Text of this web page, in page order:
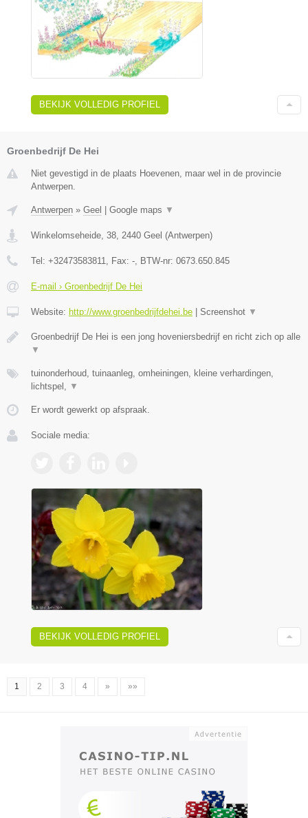
BEKIJK VOLLEDIG PROFIEL
Groenbedrijf De Hei
Niet gevestigd in de plaats Hoevenen, maar wel in de provincie
Antwerpen.
Antwerpen » Geel Google maps ▼
Winkelomseheide, 38, 2440 Geel (Antwerpen)
Tel: +32473583811, Fax: -, BTW-nr: 0673.650.845
E-mail › Groenbedrijf De Hei
Website: http://www.groenbedrijfdehei.be Screenshot ▼
Groenbedrijf De Hei is een jong hoveniersbedrijf en richt zich op alle
▼
tuinonderhoud, tuinaanleg, omheiningen, kleine verhardingen,
lichtspel, ▼
Er wordt gewerkt op afspraak.
Sociale media:
BEKIJK VOLLEDIG PROFIEL
1 2 3 4 » »»